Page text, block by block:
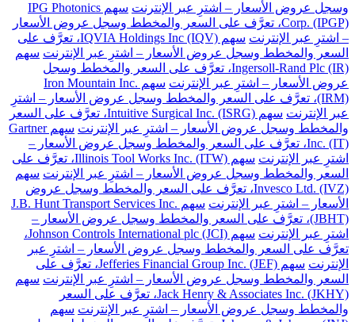
وسجل عروض الأسعار – اشترِ عبر الإنترنت
سهم IPG Photonics
Corp. (IPGP)، تعرَّف على السعر والمخطط وسجل عروض الأسعار
– اشترِ عبر الإنترنت
سهم IQVIA Holdings Inc (IQV)، تعرَّف على
السعر والمخطط وسجل عروض الأسعار – اشترِ عبر الإنترنت سهم
Ingersoll-Rand Plc (IR)، تعرَّف على السعر والمخطط وسجل
عروض الأسعار – اشترِ عبر الإنترنت
سهم Iron Mountain Inc.
(IRM)، تعرَّف على السعر والمخطط وسجل عروض الأسعار – اشترِ
عبر الإنترنت
سهم Intuitive Surgical Inc. (ISRG)، تعرَّف على السعر
والمخطط وسجل عروض الأسعار – اشترِ عبر الإنترنت
سهم Gartner
Inc. (IT)، تعرَّف على السعر والمخطط وسجل عروض الأسعار –
اشترِ عبر الإنترنت
سهم Illinois Tool Works Inc. (ITW)، تعرَّف على
السعر والمخطط وسجل عروض الأسعار – اشترِ عبر الإنترنت سهم
Invesco Ltd. (IVZ)، تعرَّف على السعر والمخطط وسجل عروض
الأسعار – اشترِ عبر الإنترنت
سهم J.B. Hunt Transport Services Inc.
(JBHT)، تعرَّف على السعر والمخطط وسجل عروض الأسعار –
اشترِ عبر الإنترنت
سهم Johnson Controls International plc (JCI)،
تعرَّف على السعر والمخطط وسجل عروض الأسعار – اشترِ عبر
الإنترنت
سهم Jefferies Financial Group Inc. (JEF)، تعرَّف على
السعر والمخطط وسجل عروض الأسعار – اشترِ عبر الإنترنت سهم
Jack Henry & Associates Inc. (JKHY)، تعرَّف على السعر
والمخطط وسجل عروض الأسعار – اشترِ عبر الإنترنت سهم